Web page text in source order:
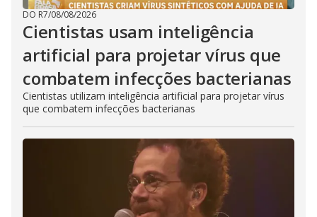
DO R7/08/08/2026
Cientistas usam inteligência
artificial para projetar vírus que
combatem infecções bacterianas
Cientistas utilizam inteligência artificial para projetar vírus
que combatem infecções bacterianas